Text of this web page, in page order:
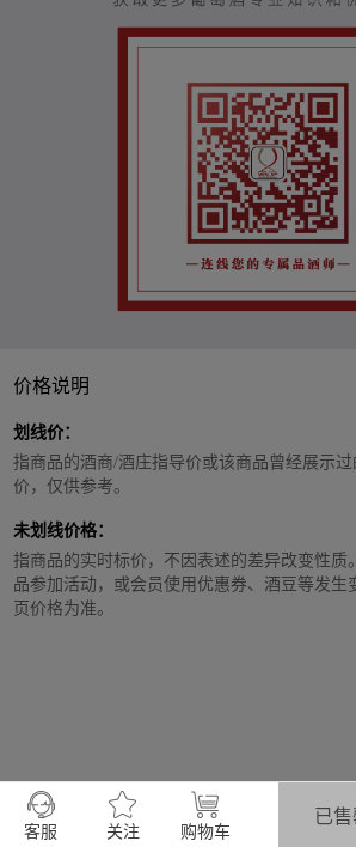
价格说明
划线价：
指商品的酒商/酒庄指导价或该商品曾经展示
价，仅供参考。
未划线价格：
指商品的实时标价，不因表述的差异改变性质
品参加活动，或会员使用优惠券、酒豆等发生
页价格为准。
客服 关注 购物车
已售